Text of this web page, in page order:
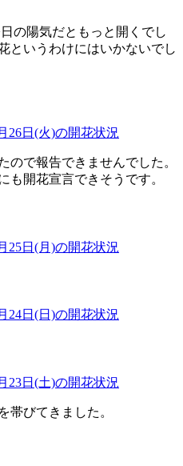
の陽気だともっと開くでし
というわけにはいかないでし
ので報告できませんでした。
も開花宣言できそうです。
帯びてきました。